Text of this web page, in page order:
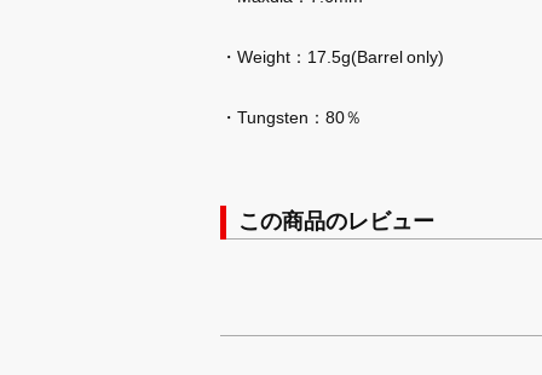
・Weight：17.5g(Barrel only)
・Tungsten：80％
この商品のレビュー